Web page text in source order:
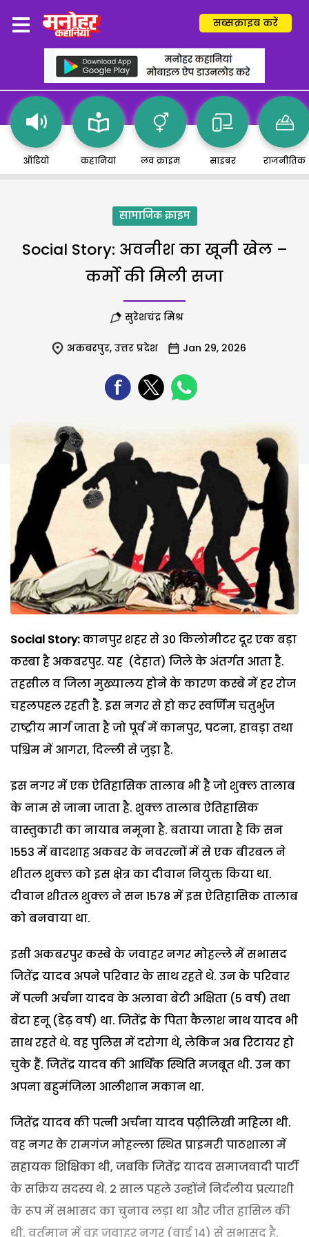
सब्सक्राइब करें
ऑडियो कहानियां लव क्राइम साइबर राजनीतिक
सामाजिक क्राइम
Social Story: अवनीश का खूनी खेल –
कर्मो की मिली सजा
सुरेशचंद्र मिश्र
अकबरपुर, उत्तर प्रदेश Jan 29, 2026
Social Story:कानपुर शहर से 30 किलोमीटर दूर एक बड़ा
कस्बा है अकबरपुर. यह (देहात) जिले के अंतर्गत आता है.
तहसील व जिला मुख्यालय होने के कारण कस्बे में हर रोज
चहलपहल रहती है. इस नगर से हो कर स्वर्णिम चतुर्भुज
राष्ट्रीय मार्ग जाता है जो पूर्व में कानपुर, पटना, हावड़ा तथा
पश्चिम में आगरा, दिल्ली से जुड़ा है.
इस नगर में एक ऐतिहासिक तालाब भी है जो शुक्ल तालाब
के नाम से जाना जाता है. शुक्ल तालाब ऐतिहासिक
वास्तुकारी का नायाब नमूना है. बताया जाता है कि सन
1553 में बादशाह अकबर के नवरत्नों में से एक बीरबल ने
शीतल शुक्ल को इस क्षेत्र का दीवान नियुक्त किया था.
दीवान शीतल शुक्ल ने सन 1578 में इस ऐतिहासिक तालाब
को बनवाया था.
इसी अकबरपुर कस्बे के जवाहर नगर मोहल्ले में सभासद
जितेंद्र यादव अपने परिवार के साथ रहते थे. उन के परिवार
में पत्नी अर्चना यादव के अलावा बेटी अक्षिता (5 वर्ष) तथा
बेटा हनू (डेढ़ वर्ष) था. जितेंद्र के पिता कैलाश नाथ यादव भी
साथ रहते थे. वह पुलिस में दरोगा थे, लेकिन अब रिटायर हो
चुके हैं. जितेंद्र यादव की आर्थिक स्थिति मजबूत थी. उन का
अपना बहुमंजिला आलीशान मकान था.
जितेंद्र यादव की पत्नी अर्चना यादव पढ़ीलिखी महिला थी.
वह नगर के रामगंज मोहल्ला स्थित प्राइमरी पाठशाला में
सहायक शिक्षिका थी, जबकि जितेंद्र यादव समाजवादी पार्टी
के सक्रिय सदस्य थे. 2 साल पहले उन्होंने निर्दलीय प्रत्याशी
के रूप में सभासद का चुनाव लड़ा था और जीत हासिल की
थी. वर्तमान में वह जवाहर नगर (वार्ड 14) से सभासद है.